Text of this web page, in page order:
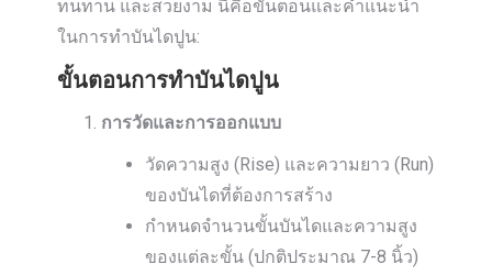
ทนทาน และสวยงาม นี่คือขั้นตอนและคำแนะนำ
ในการทำบันไดปูน:
ขั้นตอนการทำบันไดปูน
การวัดและการออกแบบ
วัดความสูง (Rise) และความยาว (Run)
ของบันไดที่ต้องการสร้าง
กำหนดจำนวนขั้นบันไดและความสูง
ของแต่ละขั้น (ปกติประมาณ 7-8 นิ้ว)